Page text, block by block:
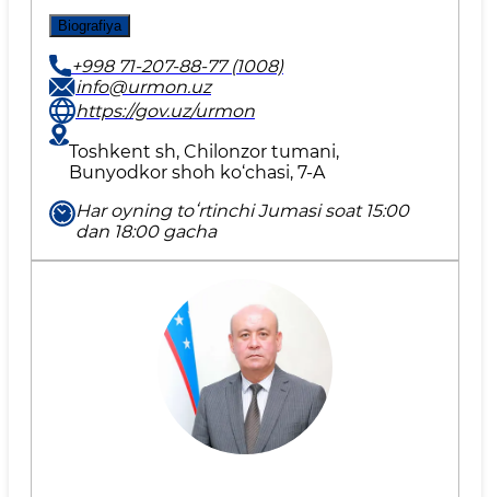
Biografiya
+998 71-207-88-77 (1008)
info@urmon.uz
https://gov.uz/urmon
Toshkent sh, Chilonzor tumani,
Bunyodkor shoh ko‘chasi, 7-A
Har oyning toʻrtinchi Jumasi soat 15:00
dan 18:00 gacha